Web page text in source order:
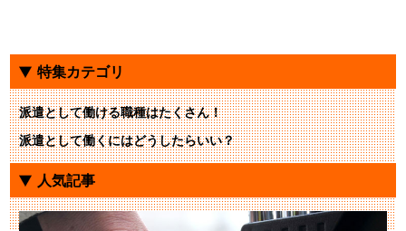
特集カテゴリ
派遣として働ける職種はたくさん！
派遣として働くにはどうしたらいい？
人気記事